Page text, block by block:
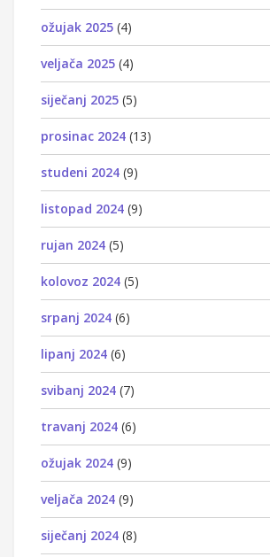
ožujak 2025 (4)
veljača 2025 (4)
siječanj 2025 (5)
prosinac 2024 (13)
studeni 2024 (9)
listopad 2024 (9)
rujan 2024 (5)
kolovoz 2024 (5)
srpanj 2024 (6)
lipanj 2024 (6)
svibanj 2024 (7)
travanj 2024 (6)
ožujak 2024 (9)
veljača 2024 (9)
siječanj 2024 (8)